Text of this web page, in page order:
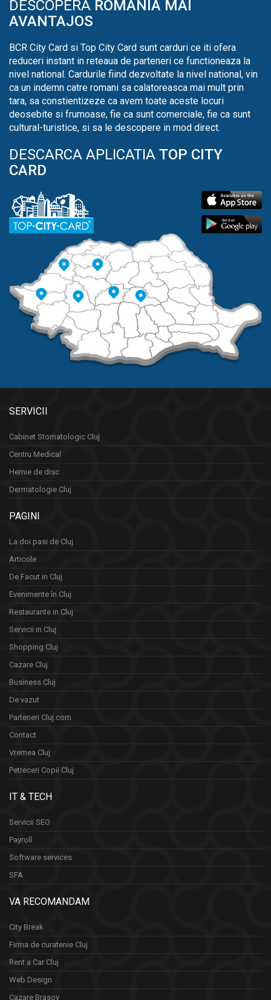
DESCOPERA ROMANIA MAI
AVANTAJOS
BCR City Card si Top City Card sunt carduri ce iti ofera
reduceri instant in reteaua de parteneri ce functioneaza la
nivel national. Cardurile fiind dezvoltate la nivel national, vin
ca un indemn catre romani sa calatoreasca mai mult prin
tara, sa constientizeze ca avem toate aceste locuri
deosebite si frumoase, fie ca sunt comerciale, fie ca sunt
cultural-turistice, si sa le descopere in mod direct.
DESCARCA APLICATIA TOP CITY
CARD
SERVICII
Cabinet Stomatologic Cluj
Centru Medical
Hernie de disc
Dermatologie Cluj
PAGINI
La doi pasi de Cluj
Articole
De Facut in Cluj
Evenimente în Cluj
Restaurante in Cluj
Servicii in Cluj
Shopping Cluj
Cazare Cluj
Business Cluj
De vazut
Parteneri Cluj.com
Contact
Vremea Cluj
Petreceri Copii Cluj
IT & TECH
Servicii SEO
Payroll
Software services
SFA
VA RECOMANDAM
City Break
Firma de curatenie Cluj
Rent a Car Cluj
Web Design
Cazare Brasov